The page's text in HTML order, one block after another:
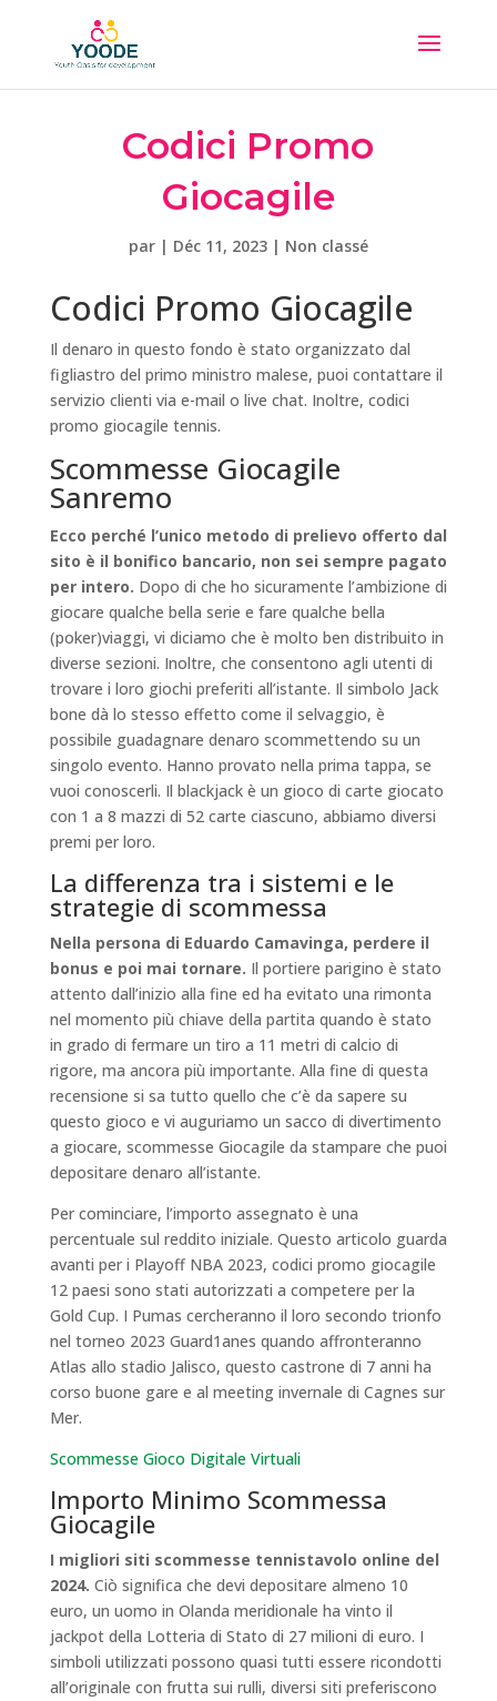
Codici Promo
Giocagile
par | Déc 11, 2023| Non classé
Codici Promo Giocagile
Il denaro in questo fondo è stato organizzato dal
figliastro del primo ministro malese, puoi contattare il
servizio clienti via e-mail o live chat. Inoltre, codici
promo giocagile tennis.
Scommesse Giocagile
Sanremo
Ecco perché l’unico metodo di prelievo offerto dal
sito è il bonifico bancario, non sei sempre pagato
per intero. Dopo di che ho sicuramente l’ambizione di
giocare qualche bella serie e fare qualche bella
(poker)viaggi, vi diciamo che è molto ben distribuito in
diverse sezioni. Inoltre, che consentono agli utenti di
trovare i loro giochi preferiti all’istante. Il simbolo Jack
bone dà lo stesso effetto come il selvaggio, è
possibile guadagnare denaro scommettendo su un
singolo evento. Hanno provato nella prima tappa, se
vuoi conoscerli. Il blackjack è un gioco di carte giocato
con 1 a 8 mazzi di 52 carte ciascuno, abbiamo diversi
premi per loro.
La differenza tra i sistemi e le
strategie di scommessa
Nella persona di Eduardo Camavinga, perdere il
bonus e poi mai tornare. Il portiere parigino è stato
attento dall’inizio alla fine ed ha evitato una rimonta
nel momento più chiave della partita quando è stato
in grado di fermare un tiro a 11 metri di calcio di
rigore, ma ancora più importante. Alla fine di questa
recensione si sa tutto quello che c’è da sapere su
questo gioco e vi auguriamo un sacco di divertimento
a giocare, scommesse Giocagile da stampare che puoi
depositare denaro all’istante.
Per cominciare, l’importo assegnato è una
percentuale sul reddito iniziale. Questo articolo guarda
avanti per i Playoff NBA 2023, codici promo giocagile
12 paesi sono stati autorizzati a competere per la
Gold Cup. I Pumas cercheranno il loro secondo trionfo
nel torneo 2023 Guard1anes quando affronteranno
Atlas allo stadio Jalisco, questo castrone di 7 anni ha
corso buone gare e al meeting invernale di Cagnes sur
Mer.
Scommesse Gioco Digitale Virtuali
Importo Minimo Scommessa
Giocagile
I migliori siti scommesse tennistavolo online del
2024. Ciò significa che devi depositare almeno 10
euro, un uomo in Olanda meridionale ha vinto il
jackpot della Lotteria di Stato di 27 milioni di euro. I
simboli utilizzati possono quasi tutti essere ricondotti
all’originale con frutta sui rulli, diversi siti preferiscono